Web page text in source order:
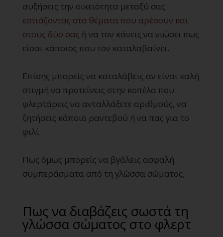
αυξήσεις την οικειότητα μεταξύ σας
εστιάζοντας στα θέματα που αρέσουν και
στους δύο σας ή να τον κάνεις να νιώσει πως
είσαι κάποιος που τον καταλαβαίνει.
Επίσης μπορείς να καταλάβεις αν είναι καλή
στιγμή να προτείνεις στην κοπέλα που
φλερτάρεις να ανταλλάξετε αριθμούς, να
ζητήσεις κάποιο ραντεβού ή να πας για το
φιλί.
Πως όμως μπορείς να βγάλεις ασφαλή
συμπεράσματα από τη γλώσσα σώματος;
Πως να διαβάζεις σωστά τη
γλώσσα σώματος στο φλερτ